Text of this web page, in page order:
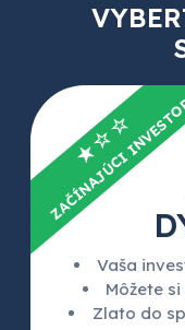
★☆☆
ZAČÍNAJÚCI
Vaša
Môžete
Zlato do